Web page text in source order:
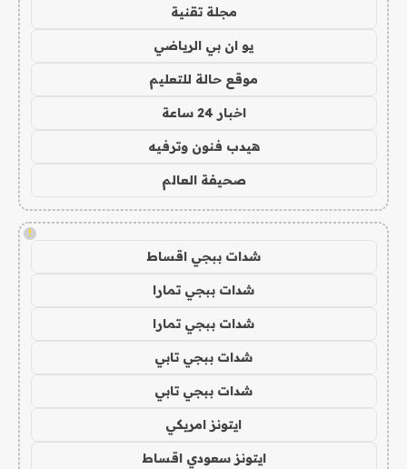
مجلة تقنية
يو ان بي الرياضي
موقع حالة للتعليم
اخبار 24 ساعة
هيدب فنون وترفيه
صحيفة العالم
!
شدات ببجي اقساط
شدات ببجي تمارا
شدات ببجي تمارا
شدات ببجي تابي
شدات ببجي تابي
ايتونز امريكي
ايتونز سعودي اقساط